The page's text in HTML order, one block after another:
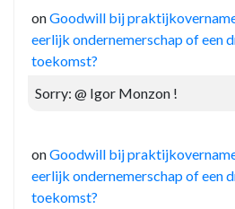
onGoodwill bij
eerlijk ondernemerschap of een
toekomst?
Sorry: @ Igor Monzon !
onGoodwill bij
eerlijk ondernemerschap of een
toekomst?